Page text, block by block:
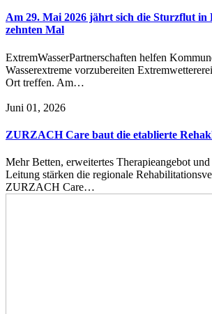
Am 29. Mai 2026 jährt sich die Sturzflut in
zehnten Mal
ExtremWasserPartnerschaften helfen
Wasserextreme vorzubereiten
Ort treffen. Am…
Juni 01, 2026
ZURZACH Care baut die etablierte
Mehr Betten, erweitertes Therapieangebot
Leitung stärken die regionale
ZURZACH Care…